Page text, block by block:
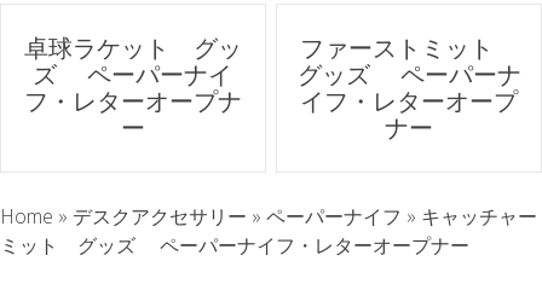
ポ
ス
ナ
ビ
卓球ラケット グッ
ズ ペーパーナイ
フ・レターオープナ
ー
ファーストミット
グッズ ペーパーナ
イフ・レターオープ
ナー
Home » デスクアクセサリー » ペーパーナイフ » キャッチャー
ミット グッズ ペーパーナイフ・レターオープナー